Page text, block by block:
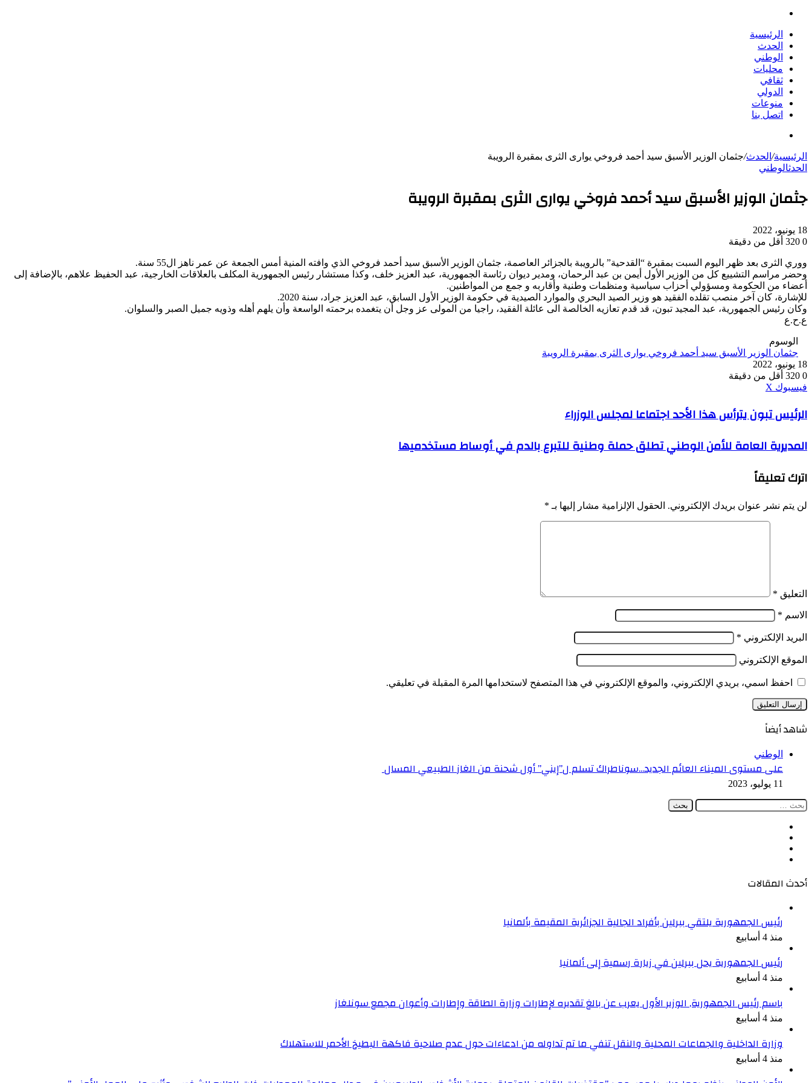
الرئيسية
الحدث
الوطني
محليات
ثقافي
الدولي
منوعات
اتصل بنا
الرئيسية/ الحدث/جثمان الوزير الأسبق سيد أحمد فروخي يوارى الثرى بمقبرة الرويبة
الحدثالوطني
جثمان الوزير الأسبق سيد أحمد فروخي يوارى الثرى بمقبرة الرويبة
18 يونيو، 2022
0
أقل من دقيقة
ووري الثرى بعد ظهر اليوم السبت بمقبرة “القدحية” بالرويبة بالجزائر العاصمة، جثمان الوزير الأسبق سيد أحمد فروخي الذي وافته المنية أمس الجمعة عن عمر ناهز ال55 سنة.
وحضر مراسم التشييع كل من الوزير الأول أيمن بن عبد الرحمان، ومدير ديوان رئاسة الجمهورية، عبد العزيز خلف، وكذا مستشار رئيس الجمهورية المكلف بالعلاقات الخارجية، عبد الحفيظ علاهم، بالإضافة إلى
أعضاء من الحكومة ومسؤولي أحزاب سياسية ومنظمات وطنية وأقاربه و جمع من المواطنين.
للإشارة، كان آخر منصب تقلده الفقيد هو وزير الصيد البحري والموارد الصيدية في حكومة الوزير الأول السابق، عبد العزيز جراد، سنة 2020.
وكان رئيس الجمهورية، عبد المجيد تبون، قد قدم تعازيه الخالصة الى عائلة الفقيد، راجيا من المولى عز وجل أن يتغمده برحمته الواسعة وأن يلهم أهله وذويه جميل الصبر والسلوان.
ع.ح.ع
الوسوم
جثمان الوزير الأسبق سيد أحمد فروخي يوارى الثرى بمقبرة الرويبة
18 يونيو، 2022
0
أقل من دقيقة
فيسبوك ‫X
الرئيس
تبون
هذا
لمجلس
الرئيس تبون يترأس هذا الأحد اجتماعا لمجلس الوزراء
المديرية
العامة
الوطني
تطلق
وطنية
المديرية العامة للأمن الوطني تطلق حملة وطنية للتبرع بالدم في أوساط مستخدميها
اترك تعليقاً
لن يتم نشر عنوان بريدك الإلكتروني. الحقول الإلزامية مشار إليها بـ *
التعليق *
الاسم *
البريد الإلكتروني *
الموقع الإلكتروني
احفظ اسمي، بريدي الإلكتروني، والموقع الإلكتروني في هذا المتصفح لاستخدامها المرة المقبلة في تعليقي.
شاهد أيضاً
الوطني
على مستوى الميناء العائم الجديد…سوناطراك تسلم ل”إيني” أول شحنة من الغاز الطبيعي المسال
11 يوليو، 2023
البحث
أحدث المقالات
رئيس الجمهورية يلتقي ببرلين بأفراد الجالية الجزائرية المقيمة بألمانيا
منذ 4 أسابيع
رئيس الجمهورية يحل ببرلين في زيارة رسمية إلى ألمانيا
منذ 4 أسابيع
باسم رئيس الجمهورية, الوزير الأول يعرب عن بالغ تقديره لإطارات وزارة الطاقة وإطارات وأعوان مجمع سونلغاز
منذ 4 أسابيع
وزارة الداخلية والجماعات المحلية والنقل تنفي ما تم تداوله من ادعاءات حول عدم صلاحية فاكهة البطيخ الأحمر للاستهلاك
منذ 4 أسابيع